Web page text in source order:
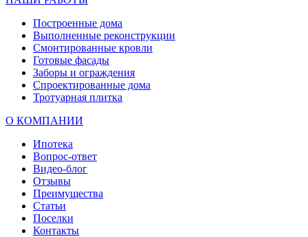
Построенные дома
Выполненные реконструкции
Смонтированные кровли
Готовые фасады
Заборы и ограждения
Спроектированные дома
Тротуарная плитка
О КОМПАНИИ
Ипотека
Вопрос-ответ
Видео-блог
Отзывы
Преимущества
Статьи
Поселки
Контакты